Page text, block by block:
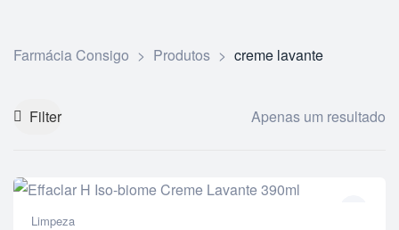
Farmácia Consigo > Produtos > creme lavante
Filter Apenas um resultado
Limpeza